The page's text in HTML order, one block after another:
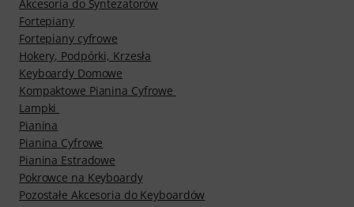
Akcesoria do Syntezatorów
Fortepiany
Fortepiany cyfrowe
Hokery, Podpórki, Krzesła
Keyboardy Domowe
Kompaktowe Pianina Cyfrowe
Lampki
Pianina
Pianina Cyfrowe
Pianina Estradowe
Pokrowce na Keyboardy
Pozostałe Akcesoria do Keyboardów